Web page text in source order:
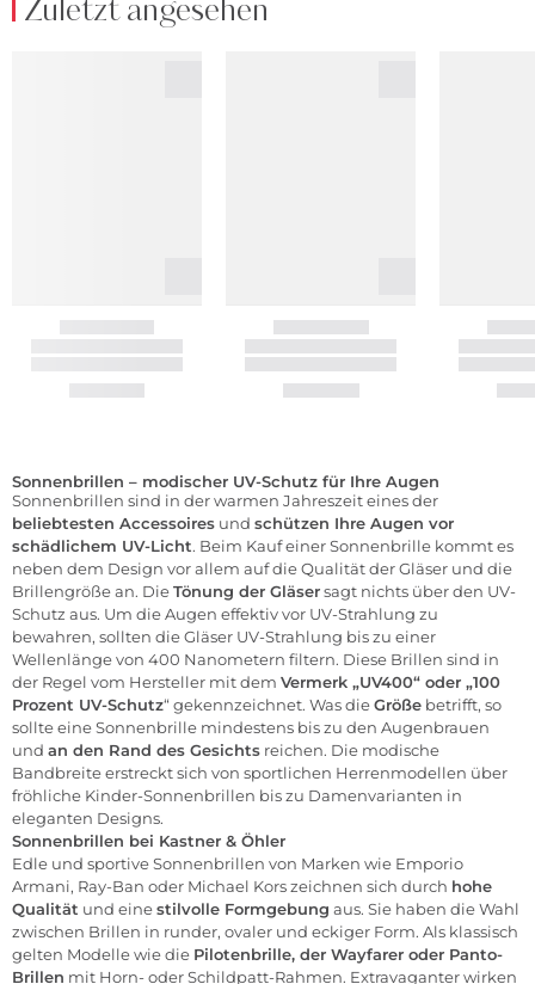
Zuletzt angesehen
Sonnenbrillen – modischer UV-Schutz für Ihre Augen
Sonnenbrillen sind in der warmen Jahreszeit eines der
beliebtesten Accessoires und schützen Ihre Augen vor
schädlichem UV-Licht. Beim Kauf einer Sonnenbrille kommt es
neben dem Design vor allem auf die Qualität der Gläser und die
Brillengröße an. DieTönung der Gläsersagt nichts über den UV-
Schutz aus. Um die Augen effektiv vor UV-Strahlung zu
bewahren, sollten die Gläser UV-Strahlung bis zu einer
Wellenlänge von 400 Nanometern filtern. Diese Brillen sind in
der Regel vom Hersteller mit dem Vermerk „UV400“ oder „100
Prozent UV-Schutz“ gekennzeichnet. Was dieGröße betrifft, so
sollte eine Sonnenbrille mindestens bis zu den Augenbrauen
und an den Rand des Gesichts reichen. Die modische
Bandbreite erstreckt sich von sportlichen Herrenmodellen über
fröhliche Kinder-Sonnenbrillen bis zu Damenvarianten in
eleganten Designs.
Sonnenbrillen bei Kastner & Öhler
Edle und sportive Sonnenbrillen von Marken wie Emporio
Armani, Ray-Ban oder Michael Korszeichnen sich durch hohe
Qualität und einestilvolle Formgebung aus. Sie haben die Wahl
zwischen Brillen in runder, ovaler und eckiger Form. Als klassisch
gelten Modelle wie die Pilotenbrille, der Wayfarer oder Panto-
Brillen mit Horn- oder Schildpatt-Rahmen. Extravaganter wirken